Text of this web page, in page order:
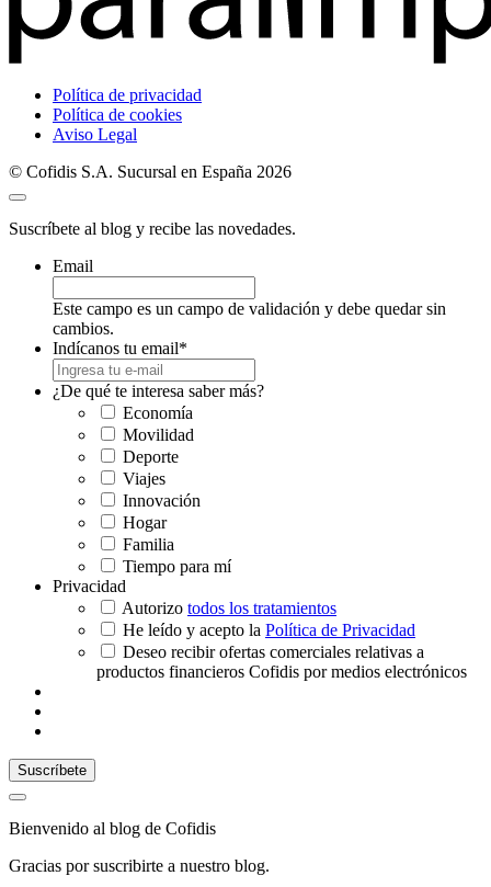
Política de privacidad
Política de cookies
Aviso Legal
© Cofidis S.A. Sucursal en España 2026
Suscríbete al blog y recibe las novedades.
Email
Este campo es un campo de validación y debe quedar sin
cambios.
Indícanos tu email*
¿De qué te interesa saber más?
Economía
Movilidad
Deporte
Viajes
Innovación
Hogar
Familia
Tiempo para mí
Privacidad
Autorizo todos los tratamientos
He leído y acepto la Política de Privacidad
Deseo recibir ofertas comerciales relativas a
productos financieros Cofidis por medios electrónicos
Bienvenido al blog de Cofidis
Gracias por suscribirte a nuestro blog.